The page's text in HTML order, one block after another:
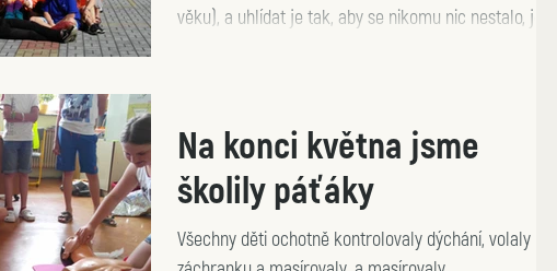
věku), a uhlídat je tak, aby se nikomu nic nestalo, je
Na konci května jsme
školily páťáky
Všechny děti ochotně kontrolovaly dýchání, volaly na